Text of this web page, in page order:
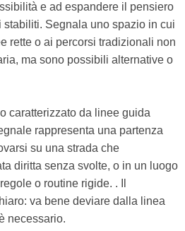
e ad espandere il pensiero
stabiliti. Segnala uno spazio in cui
rette o ai percorsi tradizionali non
ma sono possibili alternative o
caratterizzato da linee guida
rappresenta una partenza
su una strada che
diritta senza svolte, o in un luogo
o routine rigide. . Il
va bene deviare dalla linea
necessario.